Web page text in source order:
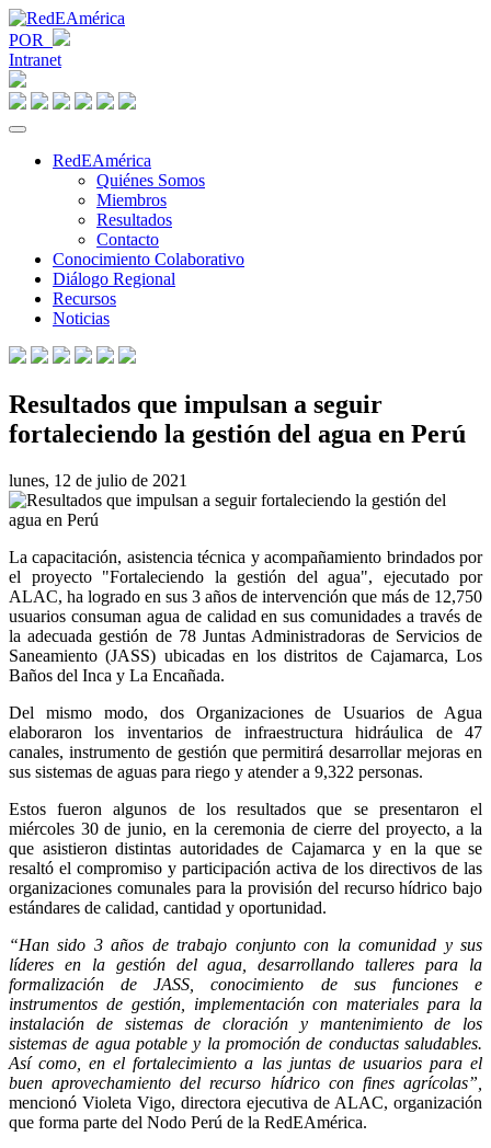
POR
Intranet
RedEAmérica
Quiénes Somos
Miembros
Resultados
Contacto
Conocimiento Colaborativo
Diálogo Regional
Recursos
Noticias
Resultados que impulsan a seguir
fortaleciendo la gestión del agua en Perú
lunes, 12 de julio de 2021
La capacitación, asistencia técnica y acompañamiento brindados por
el proyecto "Fortaleciendo la gestión del agua", ejecutado por
ALAC, ha logrado en sus 3 años de intervención que más de 12,750
usuarios consuman agua de calidad en sus comunidades a través de
la adecuada gestión de 78 Juntas Administradoras de Servicios de
Saneamiento (JASS) ubicadas en los distritos de Cajamarca, Los
Baños del Inca y La Encañada.
Del mismo modo, dos Organizaciones de Usuarios de Agua
elaboraron los inventarios de infraestructura hidráulica de 47
canales, instrumento de gestión que permitirá desarrollar mejoras en
sus sistemas de aguas para riego y atender a 9,322 personas.
Estos fueron algunos de los resultados que se presentaron el
miércoles 30 de junio, en la ceremonia de cierre del proyecto, a la
que asistieron distintas autoridades de Cajamarca y en la que se
resaltó el compromiso y participación activa de los directivos de las
organizaciones comunales para la provisión del recurso hídrico bajo
estándares de calidad, cantidad y oportunidad.
“Han sido 3 años de trabajo conjunto con la comunidad y sus
líderes en la gestión del agua, desarrollando talleres para la
formalización de JASS, conocimiento de sus funciones e
instrumentos de gestión, implementación con materiales para la
instalación de sistemas de cloración y mantenimiento de los
sistemas de agua potable y la promoción de conductas saludables.
Así como, en el fortalecimiento a las juntas de usuarios para el
buen aprovechamiento del recurso hídrico con fines agrícolas”,
mencionó Violeta Vigo, directora ejecutiva de ALAC, organización
que forma parte del Nodo Perú de la RedEAmérica.